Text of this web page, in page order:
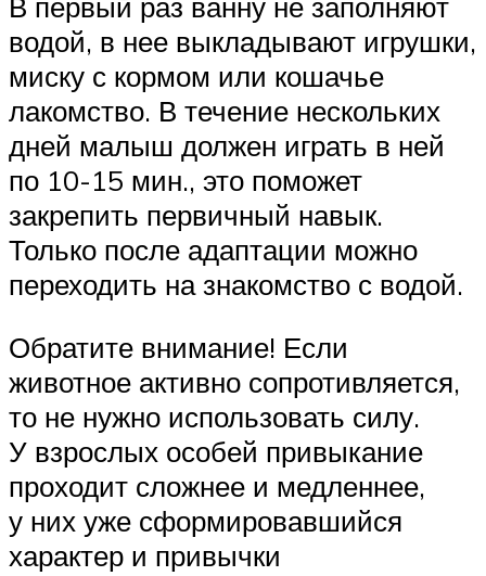
В первый раз ванну не заполняют
водой, в нее выкладывают игрушки,
миску с кормом или кошачье
лакомство. В течение нескольких
дней малыш должен играть в ней
по 10-15 мин., это поможет
закрепить первичный навык.
Только после адаптации можно
переходить на знакомство с водой.
Обратите внимание! Если
животное активно сопротивляется,
то не нужно использовать силу.
У взрослых особей привыкание
проходит сложнее и медленнее,
у них уже сформировавшийся
характер и привычки